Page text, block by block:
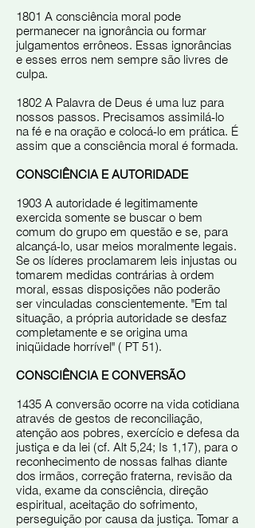
1801 A consciência moral pode
permanecer na ignorância ou formar
julgamentos errôneos. Essas ignorâncias
e esses erros nem sempre são livres de
culpa.
1802 A Palavra de Deus é uma luz para
nossos passos. Precisamos assimilá-lo
na fé e na oração e colocá-lo em prática. É
assim que a consciência moral é formada.
CONSCIÊNCIA E AUTORIDADE
1903 A autoridade é legitimamente
exercida somente se buscar o bem
comum do grupo em questão e se, para
alcançá-lo, usar meios moralmente legais.
Se os líderes proclamarem leis injustas ou
tomarem medidas contrárias à ordem
moral, essas disposições não poderão
ser vinculadas conscientemente. "Em tal
situação, a própria autoridade se desfaz
completamente e se origina uma
iniqüidade horrível" ( PT 51).
CONSCIÊNCIA E CONVERSÃO
1435 A conversão ocorre na vida cotidiana
através de gestos de reconciliação,
atenção aos pobres, exercício e defesa da
justiça e da lei (cf. Alt 5,24; Is 1,17), para o
reconhecimento de nossas falhas diante
dos irmãos, correção fraterna, revisão da
vida, exame da consciência, direção
espiritual, aceitação do sofrimento,
perseguição por causa da justiça. Tomar a